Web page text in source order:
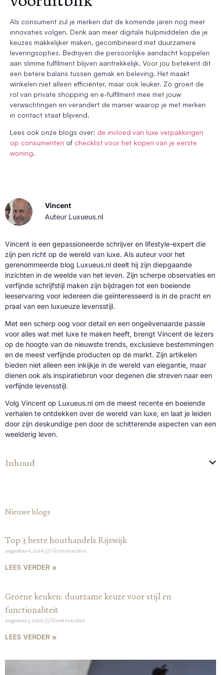
Als consument zul je merken dat de komende jaren nog meer
innovaties volgen. Denk aan meer digitale hulpmiddelen die je
keuzes makkelijker maken, gecombineerd met duurzamere
leveringsopties. Bedrijven die persoonlijke aandacht koppelen
aan slimme fulfilment blijven aantrekkelijk. Voor jou betekent dit
een betere balans tussen gemak en beleving. Het maakt
winkelen niet alleen efficiënter, maar ook leuker. Zo groeit de
rol van private shopping en e-fulfilment mee met jouw
verwachtingen en verandert de manier waarop je met merken
in contact staat blijvend.
Lees ook onze blogs over: de invloed van luxe verpakkingen
op consumenten of checklist voor het kopen van je eerste
woning.
Vincent
Auteur Luxueus.nl
Vincent is een gepassioneerde schrijver en lifestyle-expert die
zijn pen richt op de wereld van luxe. Als auteur voor het
gerenommeerde blog Luxueus.nl deelt hij zijn diepgaande
inzichten in de weelde van het leven. Zijn scherpe observaties en
verfijnde schrijfstijl maken zijn bijdragen tot een boeiende
leeservaring voor iedereen die geïnteresseerd is in de pracht en
praal van een luxueuze levensstijl.
Met een scherp oog voor detail en een ongeëvenaarde passie
voor alles wat met luxe te maken heeft, brengt Vincent de lezers
op de hoogte van de nieuwste trends, exclusieve bestemmingen
en de meest verfijnde producten op de markt. Zijn artikelen
bieden niet alleen een inkijkje in de wereld van elegantie, maar
dienen ook als inspiratiebron voor degenen die streven naar een
verfijnde levensstijl.
Volg Vincent op Luxueus.nl om de meest recente en boeiende
verhalen te ontdekken over de wereld van luxe, en laat je leiden
door zijn deskundige pen door de schitterende aspecten van een
weelderig leven.
Inhoud
Nieuwe blogs
Top 3 beste houthandels Rijswijk
augustus 6, 2026 Geen reacties
LEES VERDER »
Groene keuken: duurzame keuze voor stijl en
functionaliteit
augustus 3, 2026 Geen reacties
LEES VERDER »